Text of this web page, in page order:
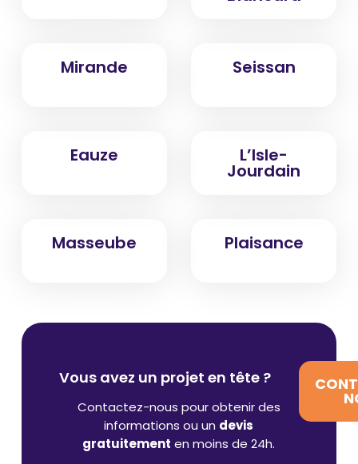
Mirande Seissan
Eauze L’Isle-
Jourdain
Masseube Plaisance
Vous avez un projet en tête ?
Contactez-nous pour obtenir des
informations ou un devis
gratuitement en moins de 24h.